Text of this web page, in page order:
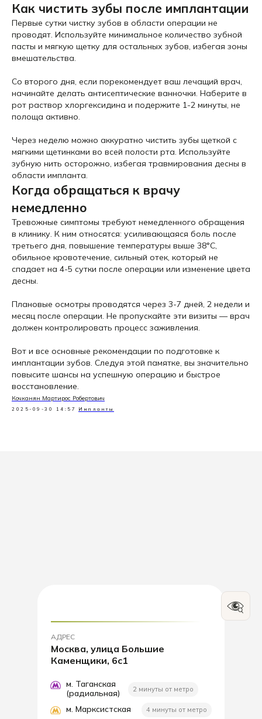
Как чистить зубы после имплантации
Первые сутки чистку зубов в области операции не
проводят. Используйте минимальное количество зубной
пасты и мягкую щетку для остальных зубов, избегая зоны
вмешательства.
Со второго дня, если порекомендует ваш лечащий врач,
начинайте делать антисептические ванночки. Наберите в
рот раствор хлоргексидина и подержите 1-2 минуты, не
полоща активно.
Через неделю можно аккуратно чистить зубы щеткой с
мягкими щетинками во всей полости рта. Используйте
зубную нить осторожно, избегая травмирования десны в
области импланта.
Когда обращаться к врачу
немедленно
Тревожные симптомы требуют немедленного обращения
в клинику. К ним относятся: усиливающаяся боль после
третьего дня, повышение температуры выше 38°C,
обильное кровотечение, сильный отек, который не
спадает на 4-5 сутки после операции или изменение цвета
десны.
Плановые осмотры проводятся через 3-7 дней, 2 недели и
месяц после операции. Не пропускайте эти визиты — врач
должен контролировать процесс заживления.
Вот и все основные рекомендации по подготовке к
имплантации зубов. Следуя этой памятке, вы значительно
повысите шансы на успешную операцию и быстрое
восстановление.
Кочканян Мартирос Робертович
2025-09-30 14:57 Импланты
АДРЕС
Москва, улица Большие
Каменщики, 6с1
2 минуты от метро
м. Таганская
(радиальная)
4 минуты от метро
м. Марксистская